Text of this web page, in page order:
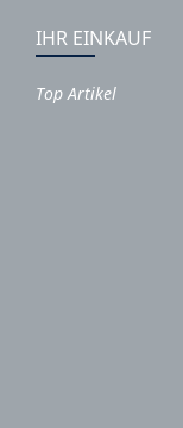
IHR EINKAUF
Top Artikel